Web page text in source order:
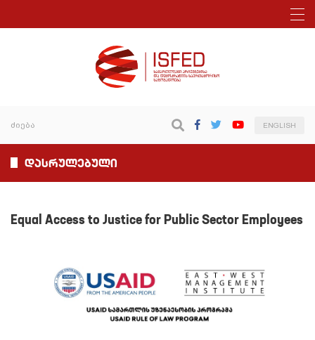
ENGLISH
დასრულებული
Equal Access to Justice for Public Sector Employees